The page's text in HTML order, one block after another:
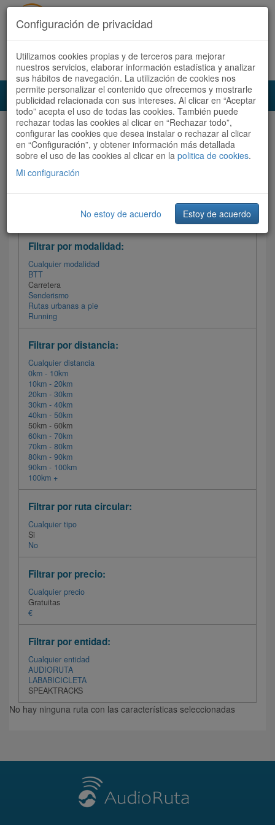
Acceder Registrate ahora Español | Català
Audioruta Todas las rutas
Todas las rutas Ordenar por:Más recientes
Filtrar las rutas
Filtrar por modalidad:
Cualquier modalidad
BTT
Carretera
Senderismo
Rutas urbanas a pie
Running
Filtrar por distancia:
Cualquier distancia
0km - 10km
10km - 20km
20km - 30km
30km - 40km
40km - 50km
50km - 60km
60km - 70km
70km - 80km
80km - 90km
90km - 100km
100km +
Filtrar por ruta circular:
Cualquier tipo
Si
No
Filtrar por precio:
Cualquier precio
Gratuitas
€
Filtrar por entidad:
Cualquier entidad
AUDIORUTA
LABABICICLETA
SPEAKTRACKS
No hay ninguna ruta con las características seleccionadas
Configuración de privacidad
Utilizamos cookies propias y de terceros para mejorar
nuestros servicios, elaborar información estadística y analizar
sus hábitos de navegación. La utilización de cookies nos
permite personalizar el contenido que ofrecemos y mostrarle
publicidad relacionada con sus intereses. Al clicar en “Aceptar
todo” acepta el uso de todas las cookies. También puede
rechazar todas las cookies al clicar en “Rechazar todo”,
configurar las cookies que desea instalar o rechazar al clicar
en “Configuración”, y obtener información más detallada
sobre el uso de las cookies al clicar en la politica de cookies.
Mi configuración
No estoy de acuerdo Estoy de acuerdo